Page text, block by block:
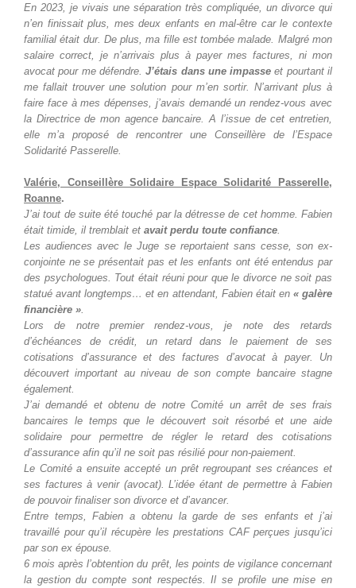
En 2023, je vivais une séparation très compliquée, un divorce qui
n’en finissait plus, mes deux enfants en mal-être car le contexte
familial était dur. De plus, ma fille est tombée malade. Malgré mon
salaire correct, je n’arrivais plus à payer mes factures, ni mon
avocat pour me défendre.J’étais dans une impasse et pourtant il
me fallait trouver une solution pour m’en sortir. N’arrivant plus à
faire face à mes dépenses, j’avais demandé un rendez-vous avec
la Directrice de mon agence bancaire. A l’issue de cet entretien,
elle m’a proposé de rencontrer une Conseillère de l’Espace
Solidarité Passerelle.
Valérie, Conseillère Solidaire Espace Solidarité Passerelle,
Roanne.
J’ai tout de suite été touché par la détresse de cet homme. Fabien
était timide, il tremblait et avait perdu toute confiance
Les audiences avec le Juge se reportaient sans cesse, son ex-
conjointe ne se présentait pas et les enfants ont été entendus par
des psychologues. Tout était réuni pour que le divorce ne soit pas
statué avant longtemps… et en attendant, Fabien était en « galère
financière »
Lors de notre premier rendez-vous, je note des retards
d’échéances de crédit, un retard dans le paiement de ses
cotisations d’assurance et des factures d’avocat à payer. Un
découvert important au niveau de son compte bancaire stagne
également.
J’ai demandé et obtenu de notre Comité un arrêt de ses frais
bancaires le temps que le découvert soit résorbé et une aide
solidaire pour permettre de régler le retard des cotisations
d’assurance afin qu’il ne soit pas résilié pour non-paiement.
Le Comité a ensuite accepté un prêt regroupant ses créances et
ses factures à venir (avocat). L’idée étant de permettre à Fabien
de pouvoir finaliser son divorce et d’avancer.
Entre temps, Fabien a obtenu la garde de ses enfants et j’ai
travaillé pour qu’il récupère les prestations CAF perçues jusqu’ici
par son ex épouse.
6 mois après l’obtention du prêt, les points de vigilance concernant
la gestion du compte sont respectés. Il se profile une mise en